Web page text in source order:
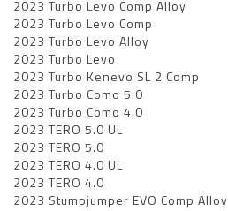
2023 Turbo Levo Comp Alloy
2023 Turbo Levo Comp
2023 Turbo Levo Alloy
2023 Turbo Levo
2023 Turbo Kenevo SL 2 Comp
2023 Turbo Como 5.0
2023 Turbo Como 4.0
2023 TERO 5.0 UL
2023 TERO 5.0
2023 TERO 4.0 UL
2023 TERO 4.0
2023 Stumpjumper EVO Comp Alloy